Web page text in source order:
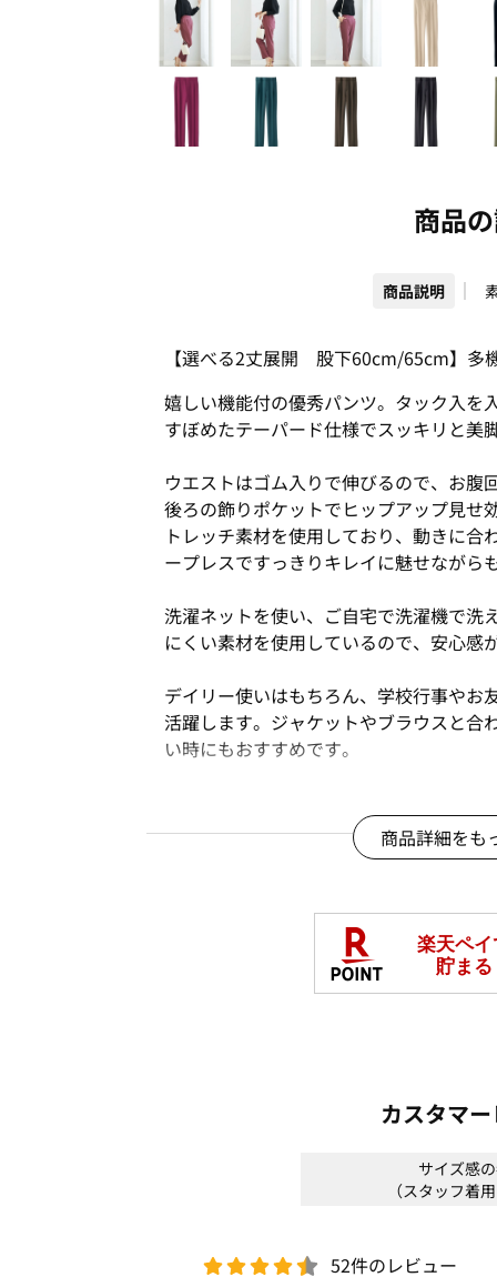
商品
商品説明
【選べる2丈展開 股下60cm/65cm】多
嬉しい機能付の優秀パンツ。タック入を
すぼめたテーパード仕様でスッキリと美
ウエストはゴム入りで伸びるので、お腹
後ろの飾りポケットでヒップアップ見せ
トレッチ素材を使用しており、動きに
ープレスですっきりキレイに魅せながら
洗濯ネットを使い、ご自宅で洗濯機で洗
にくい素材を使用しているので、安心感
デイリー使いはもちろん、学校行事やお
活躍します。ジャケットやブラウスと合
い時にもおすすめです。
●飾りポケット有り(後ろ)
●ウエストゴム有り（後ろ）
※店舗とWEBの販売時期は異なる場合が
※一部お取り扱いの無い店舗もござい
している店舗もございます。予めご了承
商品詳細をも
カスタマ
サイズ感
（スタッフ着
52件のレビュー